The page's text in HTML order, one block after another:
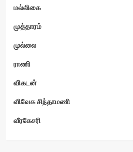
மல்லிகை
முத்தாரம்
முல்லை
ராணி
விகடன்
விவேக சிந்தாமணி
வீரகேசரி